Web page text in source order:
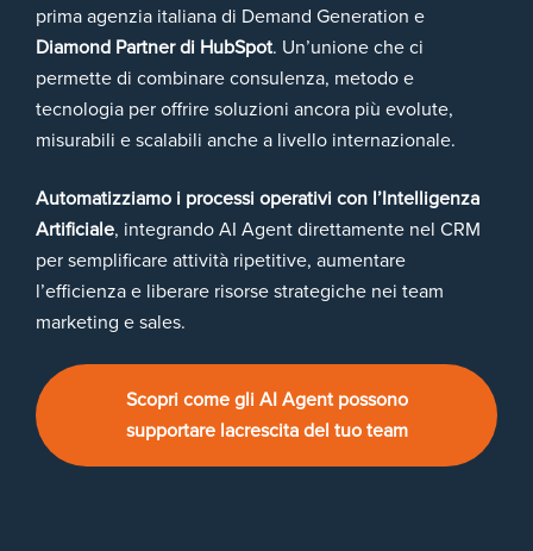
prima agenzia italiana di Demand Generation e
Diamond Partner di HubSpot. Un’unione che ci
permette di combinare consulenza, metodo e
tecnologia per offrire soluzioni ancora più evolute,
misurabili e scalabili anche a livello internazionale.
Automatizziamo i processi operativi con l’Intelligenza
Artificiale, integrando AI Agent direttamente nel CRM
per semplificare attività ripetitive, aumentare
l’efficienza e liberare risorse strategiche nei team
marketing e sales.
Scopri come gli AI Agent possono
supportare lacrescita del tuo team